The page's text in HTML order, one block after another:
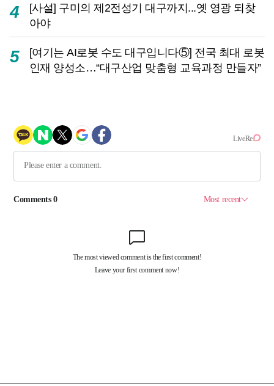
4
[사설] 구미의 제2전성기 대구까지...옛 영광 되찾
아야
5
[여기는 AI로봇 수도 대구입니다⑤] 전국 최대 로봇
인재 양성소…“대구산업 맞춤형 교육과정 만들자”